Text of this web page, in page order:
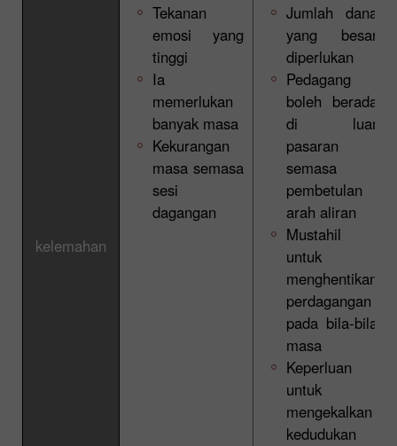
kelemahan
Tekanan
emosi yang
tinggi
Ia
memerlukan
banyak masa
Kekurangan
masa semasa
sesi
dagangan
Jumlah dana
yang besar
diperlukan
Pedagang
boleh berada
di luar
pasaran
semasa
pembetulan
arah aliran
Mustahil
untuk
menghentikan
perdagangan
pada bila-bila
masa
Keperluan
untuk
mengekalkan
kedudukan